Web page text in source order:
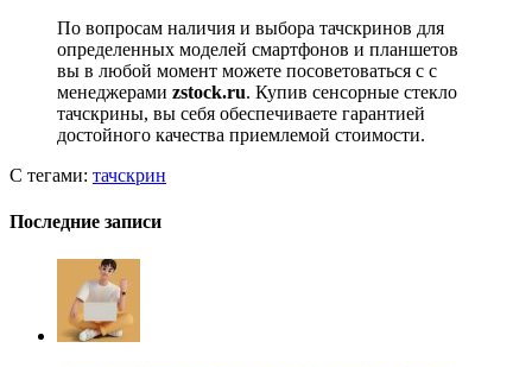
По вопросам наличия и выбора тачскринов для
определенных моделей смартфонов и планшетов
вы в любой момент можете посоветоваться с с
менеджерами zstock.ru. Купив сенсорные стекло
тачскрины, вы себя обеспечиваете гарантией
достойного качества приемлемой стоимости.
С тегами: тачскрин
Последние записи